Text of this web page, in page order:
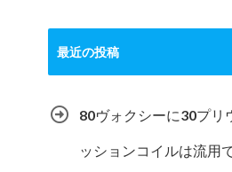
最近の投稿
80ヴォクシーに30プリ
ッションコイルは流用